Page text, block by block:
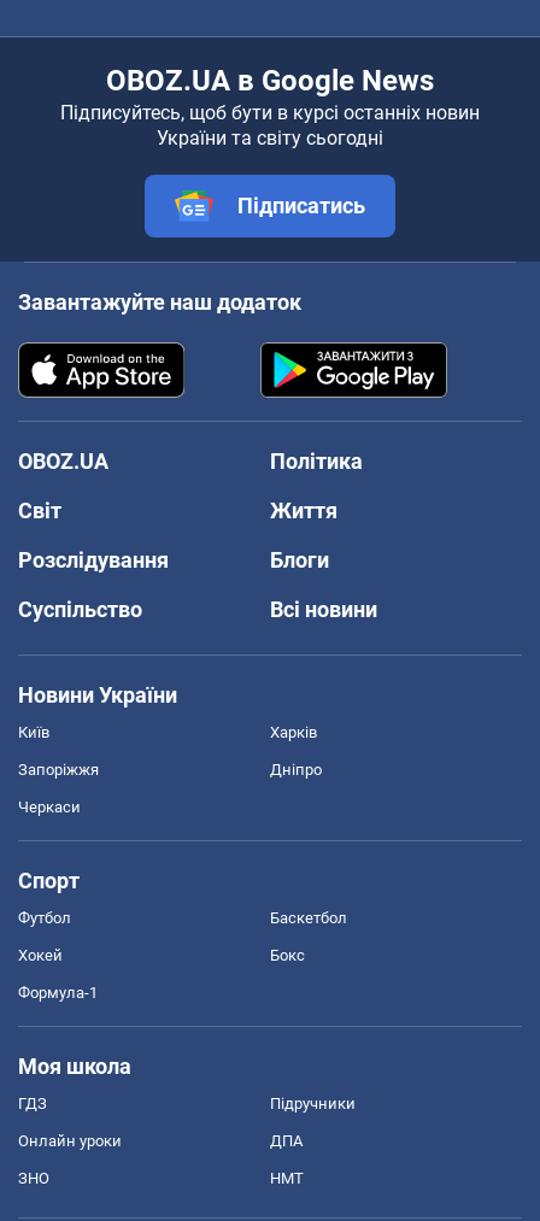
OBOZ.UA в Google News
Підписуйтесь, щоб бути в курсі останніх новин
України та світу сьогодні
Підписатись
Завантажуйте наш додаток
OBOZ.UA
Політика
Світ
Життя
Розслідування
Блоги
Суспільство
Всі новини
Новини України
Київ Харків
Запоріжжя Дніпро
Черкаси
Спорт
Футбол Баскетбол
Хокей Бокс
Формула-1
Моя школа
ГДЗ Підручники
Онлайн уроки ДПА
ЗНО НМТ